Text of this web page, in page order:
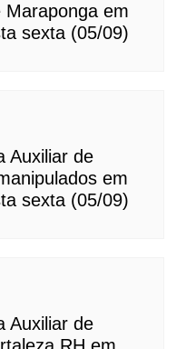
Maraponga em
sexta (05/09)
Auxiliar de
em
sexta (05/09)
Auxiliar de